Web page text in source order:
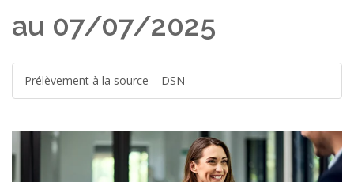
au 07/07/2025
Prélèvement à la source – DSN